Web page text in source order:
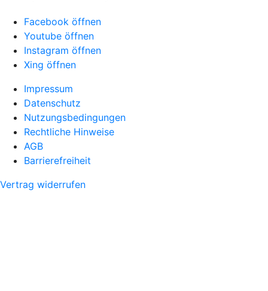
Facebook öffnen
Youtube öffnen
Instagram öffnen
Xing öffnen
Impressum
Datenschutz
Nutzungsbedingungen
Rechtliche Hinweise
AGB
Barrierefreiheit
Vertrag widerrufen